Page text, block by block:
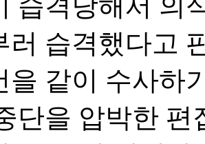
러 습격했다고
을 같이 수사하
단을 압박한 편